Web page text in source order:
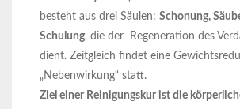
besteht aus drei Säulen: Schonung,
Schulung, die der Regeneration des
dient. Zeitgleich findet eine
„Nebenwirkung“ statt.
Ziel einer Reinigungskur ist die